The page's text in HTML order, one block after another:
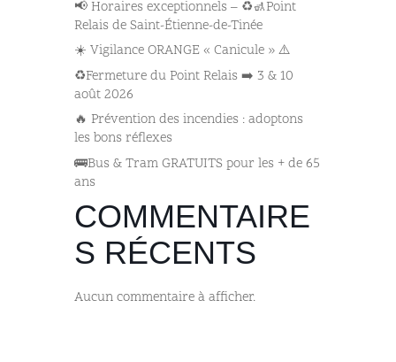
📢 Horaires exceptionnels – ♻️🚮Point
Relais de Saint-Étienne-de-Tinée
☀️ Vigilance ORANGE « Canicule » ⚠️
♻️Fermeture du Point Relais ➡️​ 3 & 10
août 2026
🔥 Prévention des incendies : adoptons
les bons réflexes
🚌​Bus & Tram GRATUITS pour les + de 65
ans
COMMENTAIRE
S RÉCENTS
Aucun commentaire à afficher.